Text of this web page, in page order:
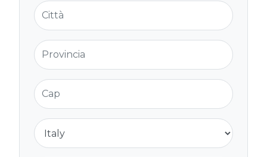
Città
Provincia
Cap
Nazione